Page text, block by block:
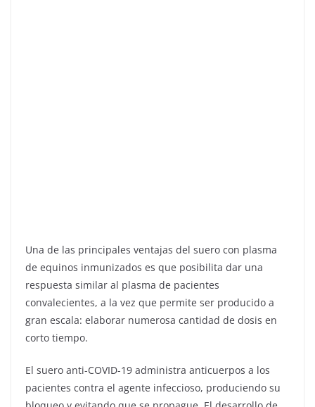
Una de las principales ventajas del suero con plasma
de equinos inmunizados es que posibilita dar una
respuesta similar al plasma de pacientes
convalecientes, a la vez que permite ser producido a
gran escala: elaborar numerosa cantidad de dosis en
corto tiempo.
El suero anti-COVID-19 administra anticuerpos a los
pacientes contra el agente infeccioso, produciendo su